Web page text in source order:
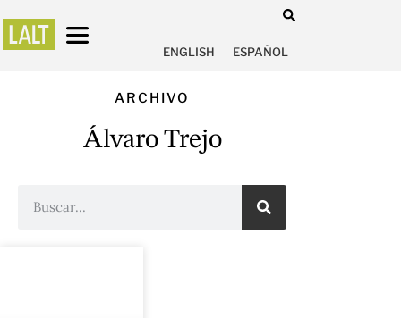
ENGLISH ESPAÑOL
ARCHIVO
Álvaro Trejo